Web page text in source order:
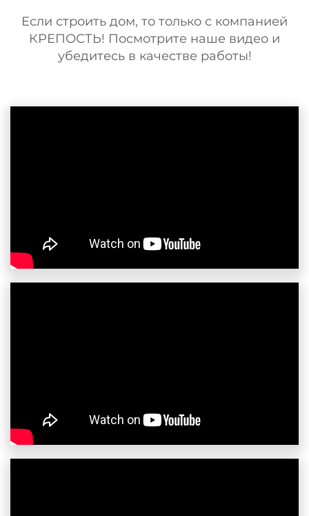
Если строить дом, то только с компанией
КРЕПОСТЬ! Посмотрите наше видео и
убедитесь в качестве работы!